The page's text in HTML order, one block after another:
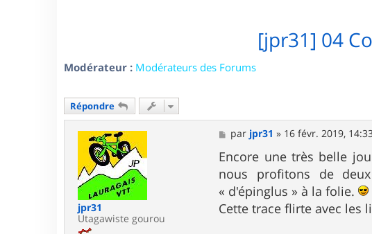
[jpr31] 04
Modérateur : Modérateurs des Forums
Répondre
jpr31
Utagawiste gourou
M
e
s
s
a
g
e
par jpr31 » 16 févr. 2019, 14:33
Encore une très belle
nous profitons de
« d'épinglus » à la folie.
Cette trace flirte avec les